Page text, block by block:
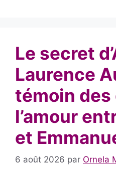
Le secret
Laurence
témoin
l’amour
et
6 août 2026 par Ornela